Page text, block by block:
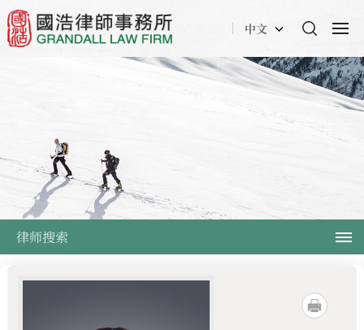
中文
律师搜索